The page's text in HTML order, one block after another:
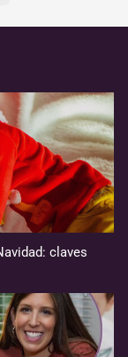
claves